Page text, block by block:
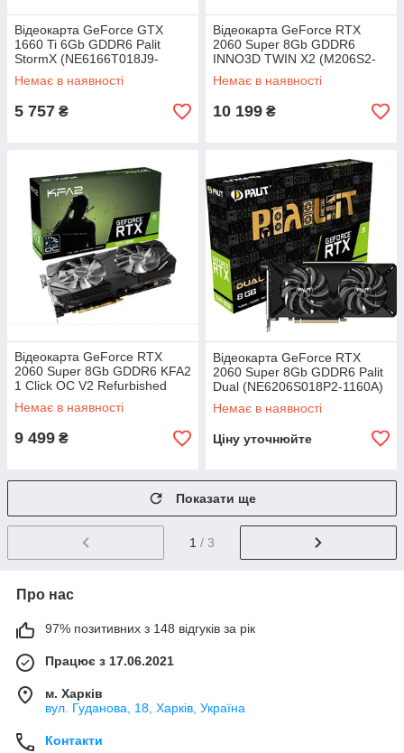
Відеокарта GeForce GTX
1660 Ti 6Gb GDDR6 Palit
StormX (NE6166T018J9-
161F) Refurbished
Немає в наявності
5 757 ₴
Відеокарта GeForce RTX
2060 Super 8Gb GDDR6
INNO3D TWIN X2 (M206S2-
08D6-1710VA15L)
Refurbished
Немає в наявності
10 199 ₴
Відеокарта GeForce RTX
2060 Super 8Gb GDDR6 KFA2
1 Click OC V2 Refurbished
Немає в наявності
9 499 ₴
Відеокарта GeForce RTX
2060 Super 8Gb GDDR6 Palit
Dual (NE6206S018P2-1160A)
Немає в наявності
Ціну уточнюйте
Показати ще
1 / 3
Про нас
97% позитивних з 148 відгуків за рік
Працює з 17.06.2021
м. Харків
вул. Гуданова, 18, Харків, Україна
Контакти